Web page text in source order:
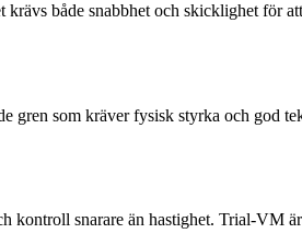
både snabbhet och skicklighet för
gren som kräver fysisk styrka och god
kontroll snarare än hastighet. Trial-VM